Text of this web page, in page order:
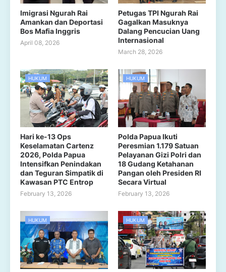
Imigrasi Ngurah Rai
Amankan dan Deportasi
Bos Mafia Inggris
April 08, 2026
Petugas TPI Ngurah Rai
Gagalkan Masuknya
Dalang Pencucian Uang
Internasional
March 28, 2026
HUKUM
Hari ke-13 Ops
Keselamatan Cartenz
2026, Polda Papua
Intensifkan Penindakan
dan Teguran Simpatik di
Kawasan PTC Entrop
February 13, 2026
HUKUM
Polda Papua Ikuti
Peresmian 1.179 Satuan
Pelayanan Gizi Polri dan
18 Gudang Ketahanan
Pangan oleh Presiden RI
Secara Virtual
February 13, 2026
HUKUM HUKUM